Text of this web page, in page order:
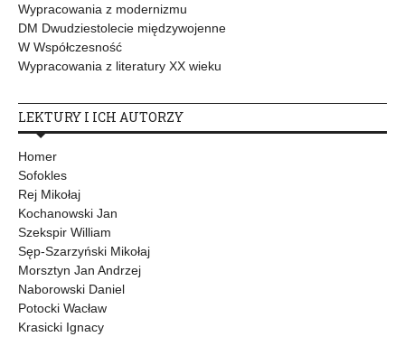
Wypracowania z modernizmu
DM Dwudziestolecie międzywojenne
W Współczesność
Wypracowania z literatury XX wieku
LEKTURY I ICH AUTORZY
Homer
Sofokles
Rej Mikołaj
Kochanowski Jan
Szekspir William
Sęp-Szarzyński Mikołaj
Morsztyn Jan Andrzej
Naborowski Daniel
Potocki Wacław
Krasicki Ignacy